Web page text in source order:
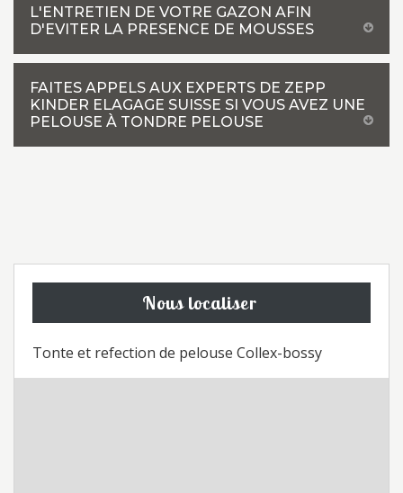
L'ENTRETIEN DE VOTRE GAZON AFIN
D'EVITER LA PRESENCE DE MOUSSES
FAITES APPELS AUX EXPERTS DE ZEPP
KINDER ELAGAGE SUISSE SI VOUS AVEZ UNE
PELOUSE À TONDRE PELOUSE
Nous localiser
Tonte et refection de pelouse Collex-bossy